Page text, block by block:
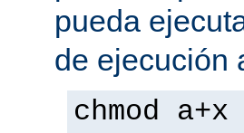
pueda
de ejecución
chmod